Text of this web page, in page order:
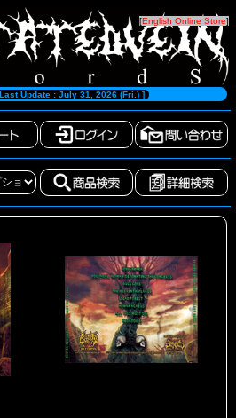
[English Online Store]
Update : July 31, 2026 (Fri.) ]